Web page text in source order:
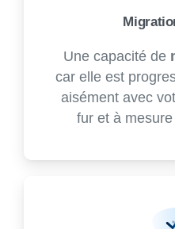
Une capacité de
car elle est
aisément avec
fur et à